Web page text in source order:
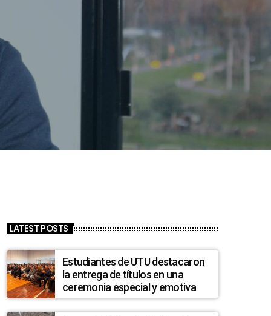
LATEST POSTS
Estudiantes de UTU destacaron
la entrega de títulos en una
ceremonia especial y emotiva